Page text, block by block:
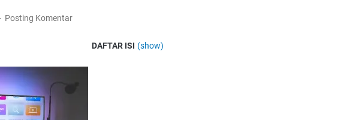
Posting Komentar
DAFTAR ISI (show)